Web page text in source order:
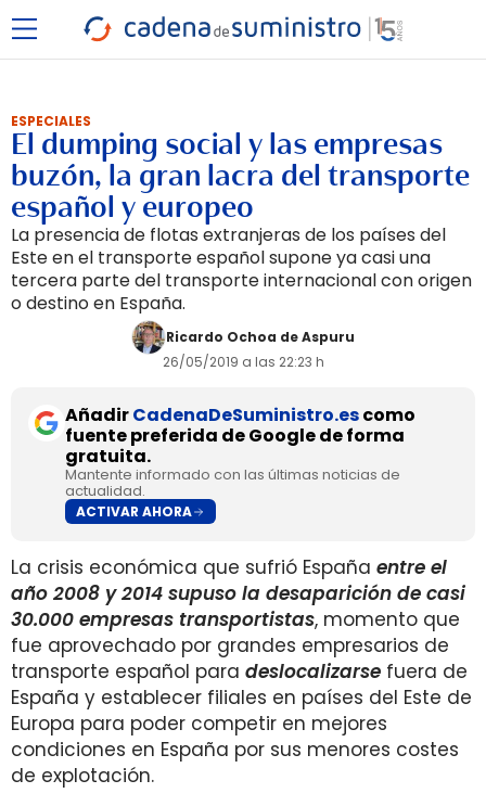
ESPECIALES
El dumping social y las empresas
buzón, la gran lacra del transporte
español y europeo
La presencia de flotas extranjeras de los países del
Este en el transporte español supone ya casi una
tercera parte del transporte internacional con origen
o destino en España.
Ricardo Ochoa de Aspuru
26/05/2019 a las 22:23 h
AñadirCadenaDeSuministro.escomo
fuente preferida de Google de forma
gratuita.
Mantente informado con las últimas noticias de
actualidad.
ACTIVAR AHORA
La crisis económica que sufrió España entre el
año 2008 y 2014 supuso la desaparición de casi
30.000 empresas transportistas, momento que
fue aprovechado por grandes empresarios de
transporte español para deslocalizarse fuera de
España y establecer filiales en países del Este de
Europa para poder competir en mejores
condiciones en España por sus menores costes
de explotación.